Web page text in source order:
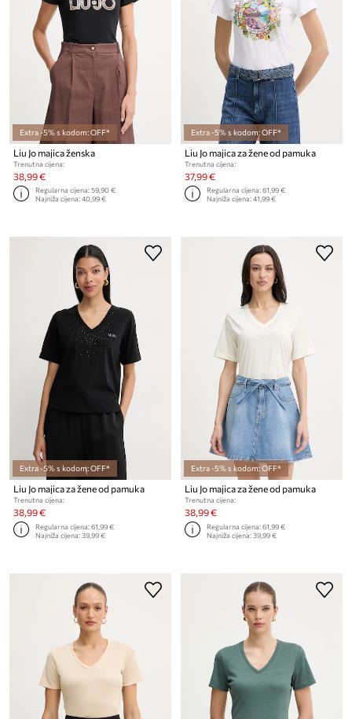
Extra -5% s kodom: OFF*
Liu Jo majica ženska
Trenutna cijena:
38,99 €
Regularna cijena:59,90 €
Najniža cijena:40,99 €
Extra -5% s kodom: OFF*
Liu Jo majica za žene od pamuka
Trenutna cijena:
37,99 €
Regularna cijena:61,99 €
Najniža cijena:41,99 €
Extra -5% s kodom: OFF*
Liu Jo majica za žene od pamuka
Trenutna cijena:
38,99 €
Regularna cijena:61,99 €
Najniža cijena:39,99 €
Extra -5% s kodom: OFF*
Liu Jo majica za žene od pamuka
Trenutna cijena:
38,99 €
Regularna cijena:61,99 €
Najniža cijena:39,99 €